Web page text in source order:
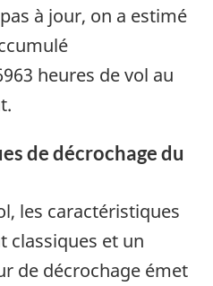
à jour, on a estimé
heures de vol au
de décrochage du
les caractéristiques
classiques et un
de décrochage émet